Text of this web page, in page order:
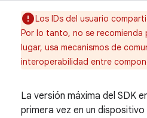
Los IDs del usuario
Por lo tanto, no se recomienda
lugar, usa mecanismos de
interoperabilidad entre
La versión máxima del SDK
primera vez en un